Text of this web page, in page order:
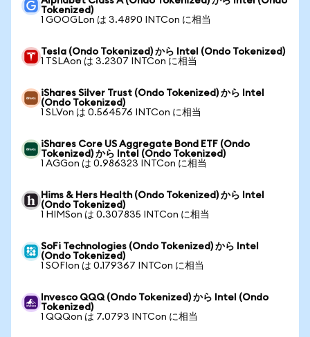
Tokenized)
1 GOOGLon は 3.4890 INTCon に相当
Tesla (Ondo Tokenized) から Intel (Ondo Tokenized)
1 TSLAon は 3.2307 INTCon に相当
iShares Silver Trust (Ondo Tokenized) から Intel
(Ondo Tokenized)
1 SLVon は 0.564576 INTCon に相当
iShares Core US Aggregate Bond ETF (Ondo
Tokenized) から Intel (Ondo Tokenized)
1 AGGon は 0.986323 INTCon に相当
Hims & Hers Health (Ondo Tokenized) から Intel
(Ondo Tokenized)
1 HIMSon は 0.307835 INTCon に相当
SoFi Technologies (Ondo Tokenized) から Intel
(Ondo Tokenized)
1 SOFIon は 0.179367 INTCon に相当
Invesco QQQ (Ondo Tokenized) から Intel (Ondo
Tokenized)
1 QQQon は 7.0793 INTCon に相当